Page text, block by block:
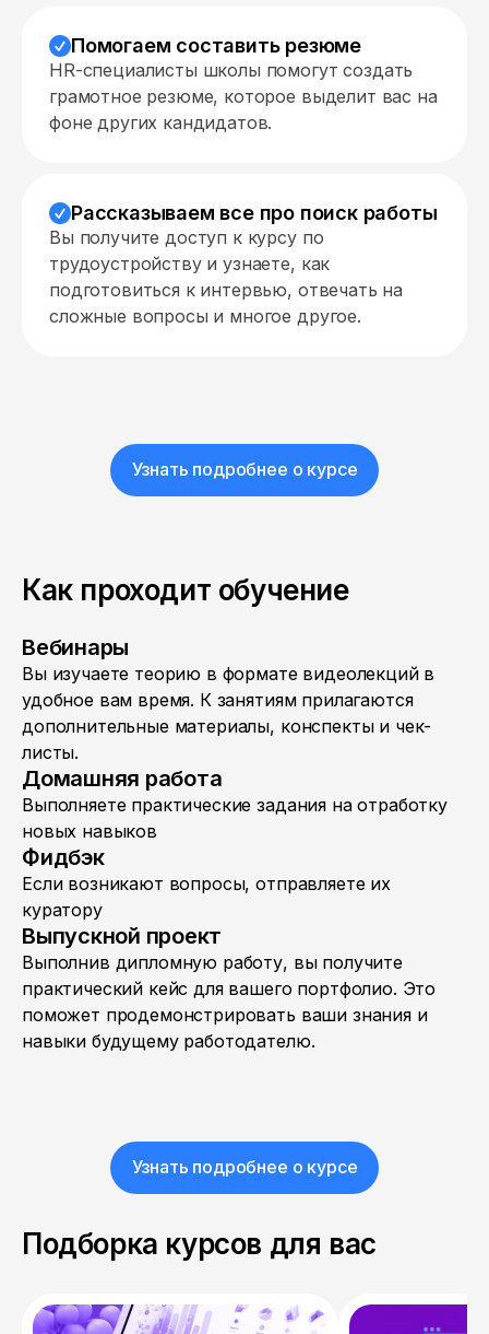
Помогаем составить резюме
HR-специалисты школы помогут создать
грамотное резюме, которое выделит вас на
фоне других кандидатов.
Рассказываем все про поиск работы
Вы получите доступ к курсу по
трудоустройству и узнаете, как
подготовиться к интервью, отвечать на
сложные вопросы и многое другое.
Узнать подробнее о курсе
Как проходит обучение
Вебинары
Вы изучаете теорию в формате видеолекций в
удобное вам время. К занятиям прилагаются
дополнительные материалы, конспекты и чек-
листы.
Домашняя работа
Выполняете практические задания на отработку
новых навыков
Фидбэк
Если возникают вопросы, отправляете их
куратору
Выпускной проект
Выполнив дипломную работу, вы получите
практический кейс для вашего портфолио. Это
поможет продемонстрировать ваши знания и
навыки будущему работодателю.
Узнать подробнее о курсе
Подборка курсов для вас